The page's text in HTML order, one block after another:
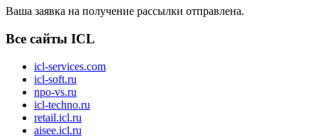
Ваша заявка на получение рассылки отправлена.
Все сайты ICL
icl-services.com
icl-soft.ru
npo-vs.ru
icl-techno.ru
retail.icl.ru
aisee.icl.ru